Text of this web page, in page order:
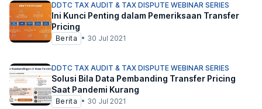
DDTC TAX AUDIT & TAX DISPUTE WEBINAR SERIES
Ini Kunci Penting dalam Pemeriksaan Transfer
Pricing
Berita • 30 Jul 2021
DDTC TAX AUDIT & TAX DISPUTE WEBINAR SERIES
Solusi Bila Data Pembanding Transfer Pricing
Saat Pandemi Kurang
Berita • 30 Jul 2021